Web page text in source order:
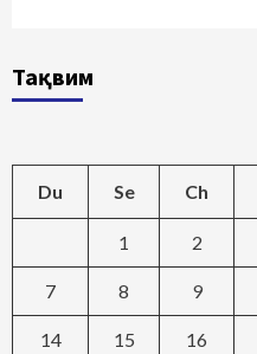
Тақвим
Du Se Ch
1 2
7 8 9
14 15 16